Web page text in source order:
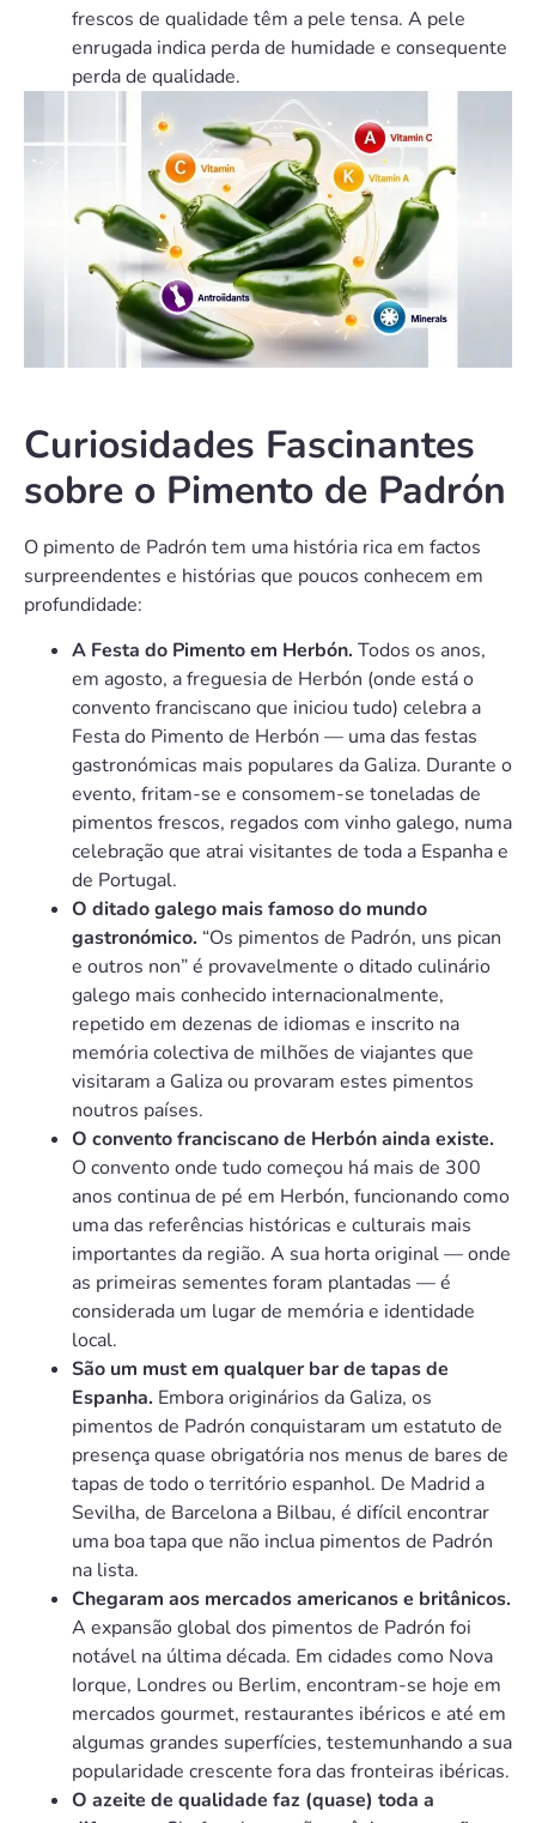
frescos de qualidade têm a pele tensa. A pele
enrugada indica perda de humidade e consequente
perda de qualidade.
Curiosidades Fascinantes
sobre o Pimento de Padrón
O pimento de Padrón tem uma história rica em factos
surpreendentes e histórias que poucos conhecem em
profundidade:
A Festa do Pimento em Herbón. Todos os anos,
em agosto, a freguesia de Herbón (onde está o
convento franciscano que iniciou tudo) celebra a
Festa do Pimento de Herbón — uma das festas
gastronómicas mais populares da Galiza. Durante o
evento, fritam-se e consomem-se toneladas de
pimentos frescos, regados com vinho galego, numa
celebração que atrai visitantes de toda a Espanha e
de Portugal.
O ditado galego mais famoso do mundo
gastronómico. “Os pimentos de Padrón, uns pican
e outros non” é provavelmente o ditado culinário
galego mais conhecido internacionalmente,
repetido em dezenas de idiomas e inscrito na
memória colectiva de milhões de viajantes que
visitaram a Galiza ou provaram estes pimentos
noutros países.
O convento franciscano de Herbón ainda existe.
O convento onde tudo começou há mais de 300
anos continua de pé em Herbón, funcionando como
uma das referências históricas e culturais mais
importantes da região. A sua horta original — onde
as primeiras sementes foram plantadas — é
considerada um lugar de memória e identidade
local.
São um must em qualquer bar de tapas de
Espanha. Embora originários da Galiza, os
pimentos de Padrón conquistaram um estatuto de
presença quase obrigatória nos menus de bares de
tapas de todo o território espanhol. De Madrid a
Sevilha, de Barcelona a Bilbau, é difícil encontrar
uma boa tapa que não inclua pimentos de Padrón
na lista.
Chegaram aos mercados americanos e britânicos.
A expansão global dos pimentos de Padrón foi
notável na última década. Em cidades como Nova
Iorque, Londres ou Berlim, encontram-se hoje em
mercados gourmet, restaurantes ibéricos e até em
algumas grandes superfícies, testemunhando a sua
popularidade crescente fora das fronteiras ibéricas.
O azeite de qualidade faz (quase) toda a